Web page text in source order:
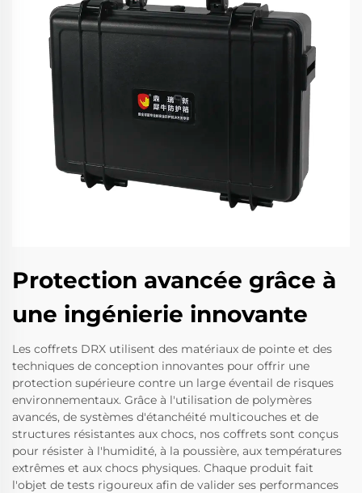
Protection avancée grâce à
une ingénierie innovante
Les coffrets DRX utilisent des matériaux de pointe et des
techniques de conception innovantes pour offrir une
protection supérieure contre un large éventail de risques
environnementaux. Grâce à l'utilisation de polymères
avancés, de systèmes d'étanchéité multicouches et de
structures résistantes aux chocs, nos coffrets sont conçus
pour résister à l'humidité, à la poussière, aux températures
extrêmes et aux chocs physiques. Chaque produit fait
l'objet de tests rigoureux afin de valider ses performances